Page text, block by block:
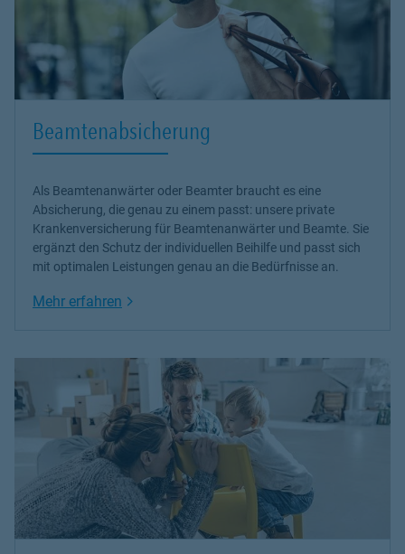
Beamtenabsicherung
Als Beamtenanwärter oder Beamter braucht es eine
Absicherung, die genau zu einem passt: unsere private
Krankenversicherung für Beamtenanwärter und Beamte. Sie
ergänzt den Schutz der individuellen Beihilfe und passt sich
mit optimalen Leistungen genau an die Bedürfnisse an.
Mehr erfahren Link Opens in New Tab